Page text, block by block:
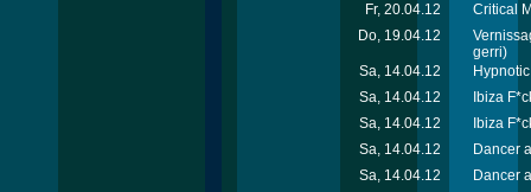
Fr, 20.04.12
Critical
Do, 19.04.12
gerri)
Sa, 14.04.12
Sa, 14.04.12
Ibiza
Sa, 14.04.12
Ibiza
Sa, 14.04.12
Dancer
Sa, 14.04.12
Dancer